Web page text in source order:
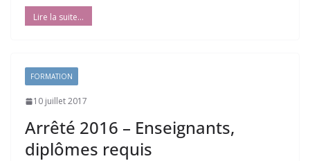
FORMATION
10 juillet 2017
Arrêté 2016 – Enseignants,
diplômes requis